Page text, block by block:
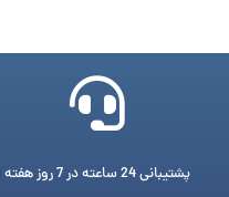
پشتیبانی 24 ساعته در 7 روز هفته